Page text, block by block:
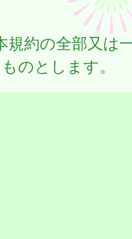
約の全部又は
のとします。